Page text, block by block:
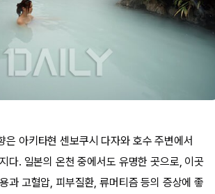
은 아키타현 센보쿠시 다자와 호수 주변에서
다. 일본의 온천 중에서도 유명한 곳으로, 이곳
과 고혈압, 피부질환, 류머티즘 등의 증상에 좋